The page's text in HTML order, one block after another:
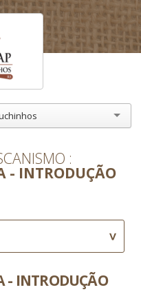
- INTRODUÇÃO
- INTRODUÇÃO